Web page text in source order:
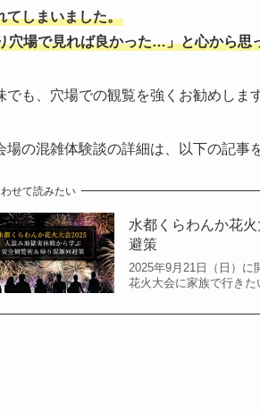
てしまいました。
穴場で見れば良かった…」と心から思
でも、穴場での観覧を強くお勧めします
場の混雑体験談の詳細は、以下の記事
せて読みたい
水都くらわんか花
避策
2025年9月21日（日）
花火大会に家族で行き